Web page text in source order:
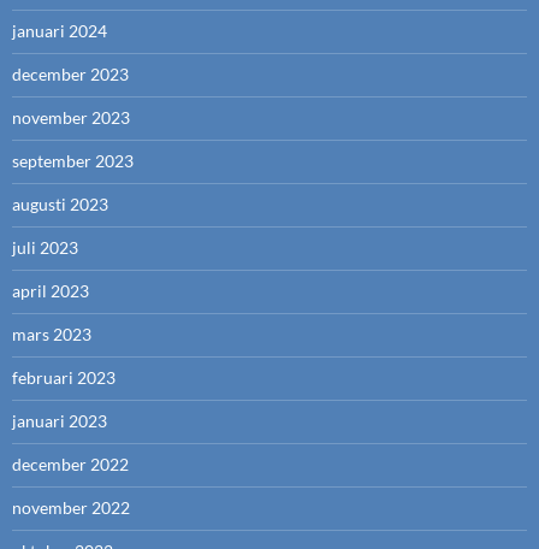
januari 2024
december 2023
november 2023
september 2023
augusti 2023
juli 2023
april 2023
mars 2023
februari 2023
januari 2023
december 2022
november 2022